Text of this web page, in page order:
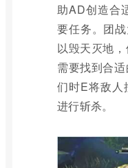
助AD创造合
要任务。团
以毁天灭地
需要找到合
们时E将敌人
进行斩杀。